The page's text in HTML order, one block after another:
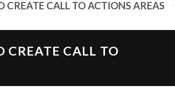
CREATE CALL TO ACTIONS AREAS
CREATE CALL TO